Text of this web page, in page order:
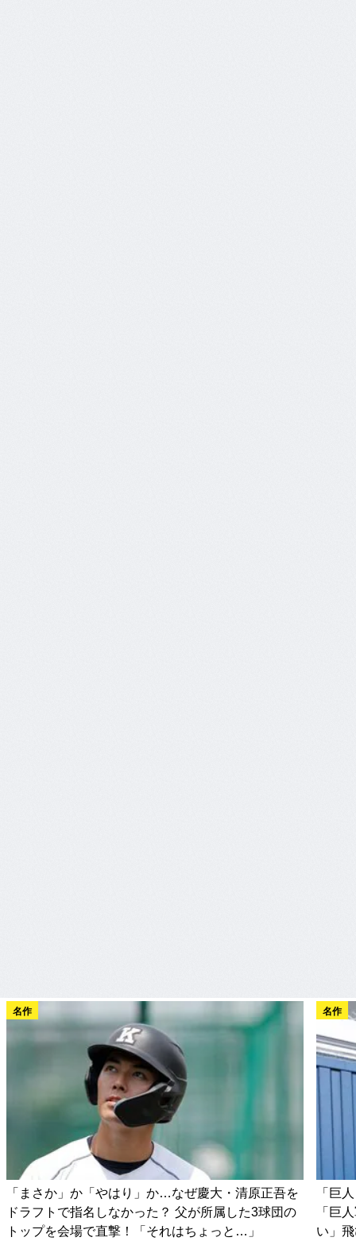
名作
「まさか」か「やはり」か…なぜ慶大・清原正吾を
ドラフトで指名しなかった？ 父が所属した3球団の
トップを会場で直撃！「それはちょっと…」
名作
「巨
「巨
い」